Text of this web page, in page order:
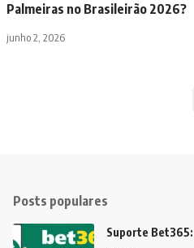
Palmeiras no Brasileirão 2026?
junho 2, 2026
Posts populares
Suporte